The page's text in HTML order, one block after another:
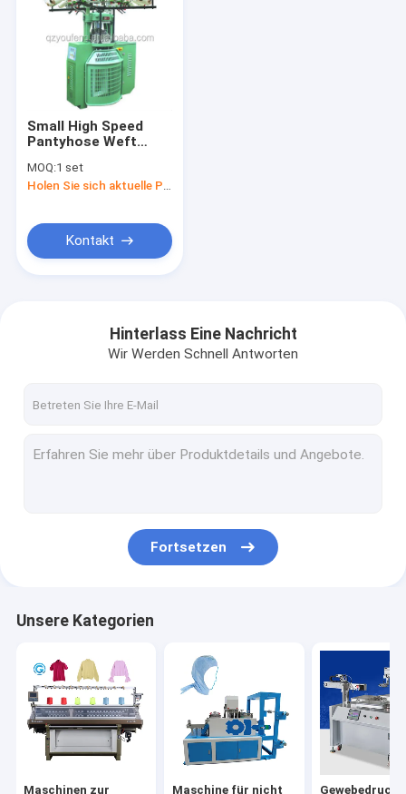
Kontakt
Gewebedruckmaschine
Maschine zur Kalenderung von Stoffen
Gummikalender-Maschine
nicht gesponnene Taschenmaschine
Small High Speed ​​
Pantyhose Weft
Knitting Machine
MOQ:1 set
Kontakt
Hinterlass Eine Nachricht
Wir Werden Schnell Antworten
Fortsetzen
Unsere Kategorien
Maschinen zur Maschine für nicht